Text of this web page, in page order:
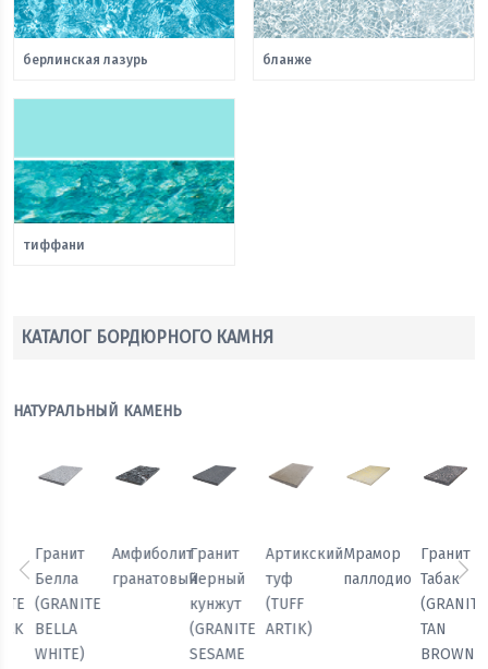
берлинская лазурь бланже
тиффани
КАТАЛОГ БОРДЮРНОГО КАМНЯ
НАТУРАЛЬНЫЙ КАМЕНЬ
Мрамор
паллодио
Гранит
Табак
Гранит
Павлин
(GRANITE
PEACOCK
LIGHT)
Гранит
Белла
(GRANITE
BELLA
Амфиболит
гранатовый
Гранит
Черный
кунжут
(GRANITE
SESAME
Предыдущий